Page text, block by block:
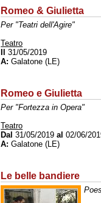
Romeo & Giulietta
Per "Teatri dell'Agire"
Teatro
31/05/2019
A: Galatone (LE)
Romeo e Giulietta
Per "Fortezza in Opera"
Teatro
Dal 31/05/2019al 02/06/
A: Galatone (LE)
Le belle bandiere